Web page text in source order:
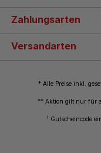
Zahlungsarten
Versandarten
* Alle Preise inkl.
** Aktion gilt nur für
1 Gutscheincode